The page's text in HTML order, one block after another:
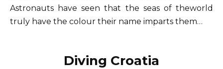
Astronauts have seen that the seas of theworld
truly have the colour their name imparts them…
Diving Croatia